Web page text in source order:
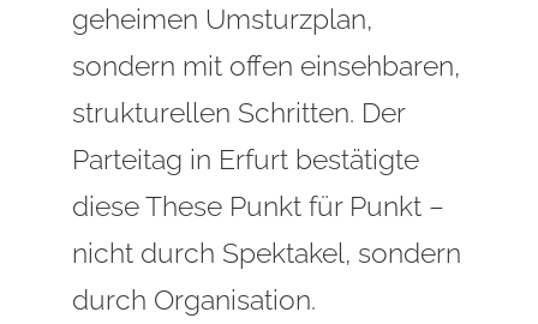
geheimen Umsturzplan,
sondern mit offen einsehbaren,
strukturellen Schritten. Der
Parteitag in Erfurt bestätigte
diese These Punkt für Punkt –
nicht durch Spektakel, sondern
durch Organisation.